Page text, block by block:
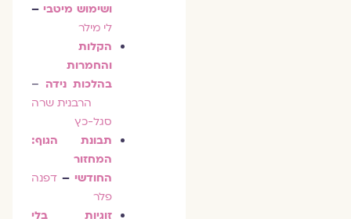
ושימוש מיטבי–
לי מילר
הקלות
והחמרות
בהלכות נידה–
הרבנית שרה
סגל-כץ
תבונת הגוף:
המחזור
החודשי–דפנה
פלר
זוגיות בלי